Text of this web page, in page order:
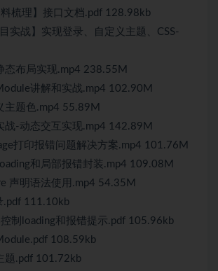
梳理】接口文档.pdf 128.98kb
实战】实现登录、自定义主题、 CSS-
态布局实现.mp4 238.55M
讲解和实战.mp4 102.90M
主题色.mp4 55.89M
战-动态交互实现.mp4 142.89M
打印报错问题解决方案.mp4 101.76M
和局部报错封装.mp4 109.08M
声明语法使用.mp4 54.35M
.pdf 111.10kb
制loading和报错提示.pdf 105.96kb
108.59kb
题.pdf 101.72kb